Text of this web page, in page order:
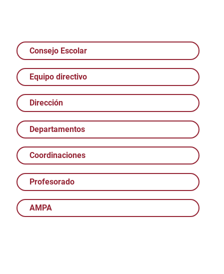
Consejo Escolar
Equipo directivo
Dirección
Departamentos
Coordinaciones
Profesorado
AMPA